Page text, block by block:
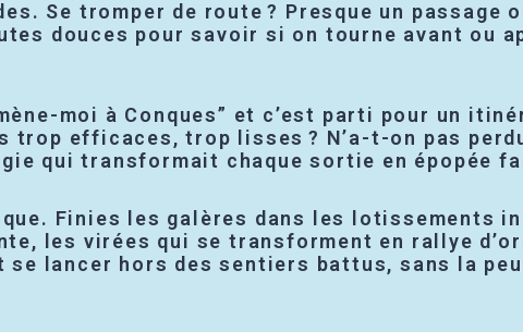
Se tromper de route ? Presque un passage
douces pour savoir si on tourne avant ou
moi à Conques” et c’est parti pour un
trop efficaces, trop lisses ? N’a-t-on pas
qui transformait chaque sortie en épopée
Finies les galères dans les lotissements
les virées qui se transforment en rallye
se lancer hors des sentiers battus, sans la